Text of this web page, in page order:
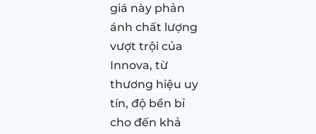
giá này phản
ánh chất lượng
vượt trội của
Innova, từ
thương hiệu uy
tín, độ bền bỉ
cho đến khả